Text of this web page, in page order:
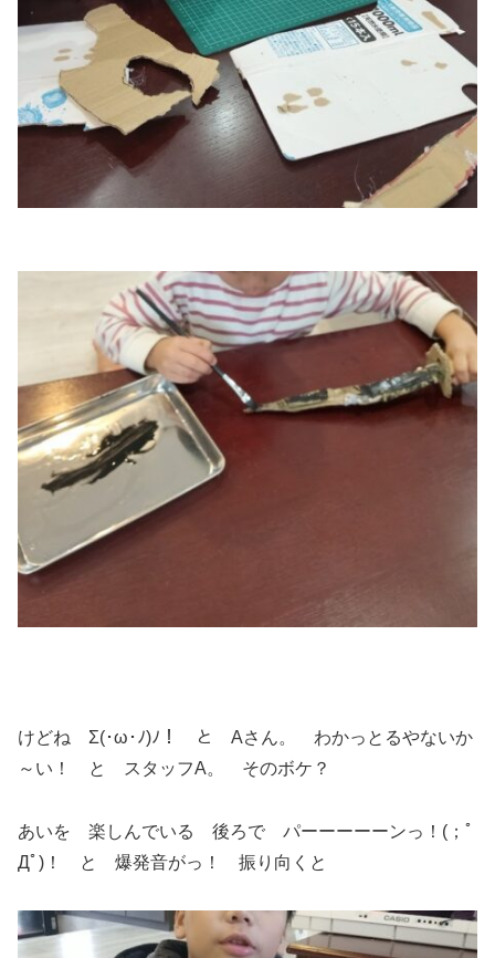
けどね Σ(･ω･ﾉ)ﾉ！ と Aさん。 わかっとるやないか
～い！ と スタッフA。 そのボケ？
あいを 楽しんでいる 後ろで パーーーーーンっ！(；ﾟ
Дﾟ)！ と 爆発音がっ！ 振り向くと